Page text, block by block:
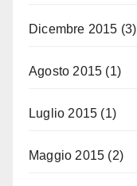
Dicembre 2015 (3)
Agosto 2015 (1)
Luglio 2015 (1)
Maggio 2015 (2)